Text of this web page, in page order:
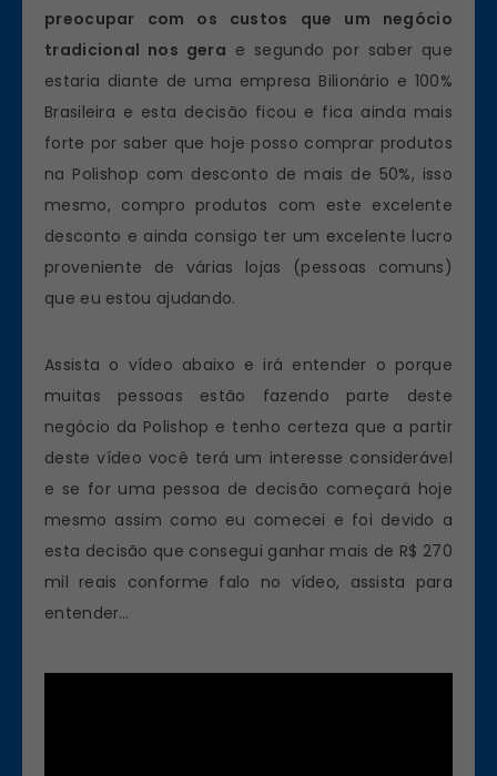
preocupar com os custos que um negócio
tradicional nos gera e segundo por saber que
estaria diante de uma empresa Bilionário e 100%
Brasileira e esta decisão ficou e fica ainda mais
forte por saber que hoje posso comprar produtos
na Polishop com desconto de mais de 50%, isso
mesmo, compro produtos com este excelente
desconto e ainda consigo ter um excelente lucro
proveniente de várias lojas (pessoas comuns)
que eu estou ajudando.
Assista o vídeo abaixo e irá entender o porque
muitas pessoas estão fazendo parte deste
negócio da Polishop e tenho certeza que a partir
deste vídeo você terá um interesse considerável
e se for uma pessoa de decisão começará hoje
mesmo assim como eu comecei e foi devido a
esta decisão que consegui ganhar mais de R$ 270
mil reais conforme falo no vídeo, assista para
entender…